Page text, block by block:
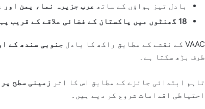
بادل تیز ہواؤں کے ساتھ عرب جزیرہ نما، یمن اور
18 گھنٹوں میں پاکستان کے فضائی علاقے کے قریب پہنچ سکتا ہے
VAAC کے نقشے کے مطابق راکھ کا بادل جنوبی سندھ کے
طرف بڑھ سکتا ہے۔
تاہم ابتدائی جائزے کے مطابق اس کا اثر زمینی سطح
احتیاطی اقدامات شروع کر دیے ہیں۔